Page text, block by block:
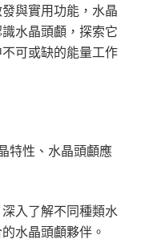
與實用功能，水晶
水晶頭顱，探索它
可或缺的能量工作
特性、水晶頭顱應
入了解不同種類水
水晶頭顱夥伴。